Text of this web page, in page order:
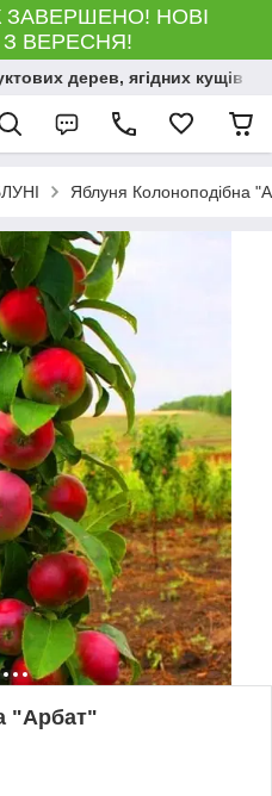
ЗАВЕРШЕНО! НОВІ
З ВЕРЕСНЯ!
дерев, ягідних кущів і
Яблуня Колоноподібна
"Арбат"